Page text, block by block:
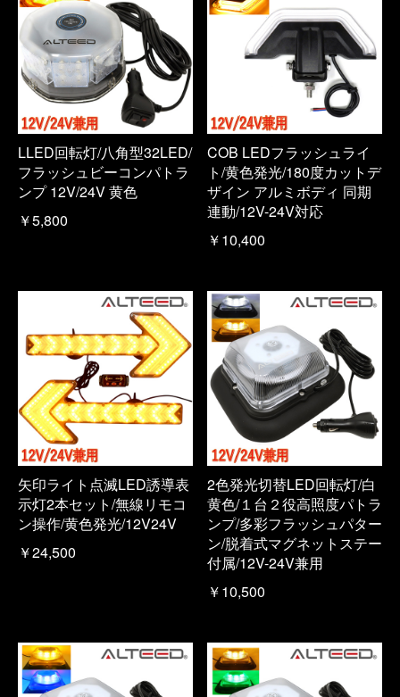
LLED回転灯/八角型32LED/
フラッシュビーコンパトラ
ンプ 12V/24V 黄色
￥5,800
COB LEDフラッシュライ
ト/黄色発光/180度カットデ
ザイン アルミボディ 同期
連動/12V-24V対応
￥10,400
矢印ライト点滅LED誘導表
示灯2本セット/無線リモコ
ン操作/黄色発光/12V24V
￥24,500
2色発光切替LED回転灯/白
黄色/１台２役高照度パトラ
ンプ/多彩フラッシュパター
ン/脱着式マグネットステー
付属/12V-24V兼用
￥10,500